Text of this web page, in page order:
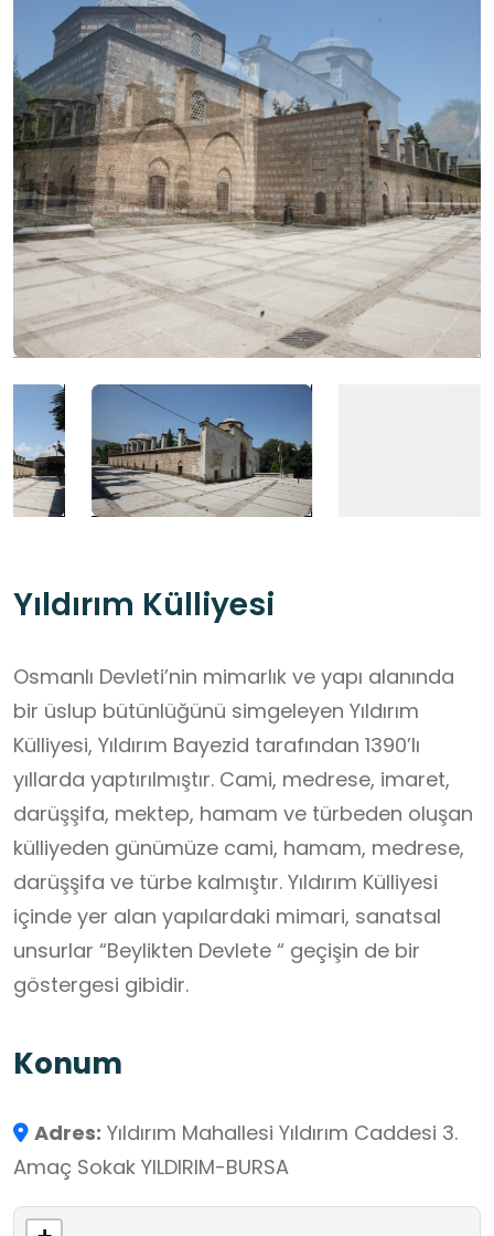
Yıldırım Külliyesi
Osmanlı Devleti’nin mimarlık ve yapı alanında
bir üslup bütünlüğünü simgeleyen Yıldırım
Külliyesi, Yıldırım Bayezid tarafından 1390’lı
yıllarda yaptırılmıştır. Cami, medrese, imaret,
darüşşifa, mektep, hamam ve türbeden oluşan
külliyeden günümüze cami, hamam, medrese,
darüşşifa ve türbe kalmıştır. Yıldırım Külliyesi
içinde yer alan yapılardaki mimari, sanatsal
unsurlar “Beylikten Devlete “ geçişin de bir
göstergesi gibidir.
Konum
Adres: Yıldırım Mahallesi Yıldırım Caddesi 3.
Amaç Sokak YILDIRIM-BURSA